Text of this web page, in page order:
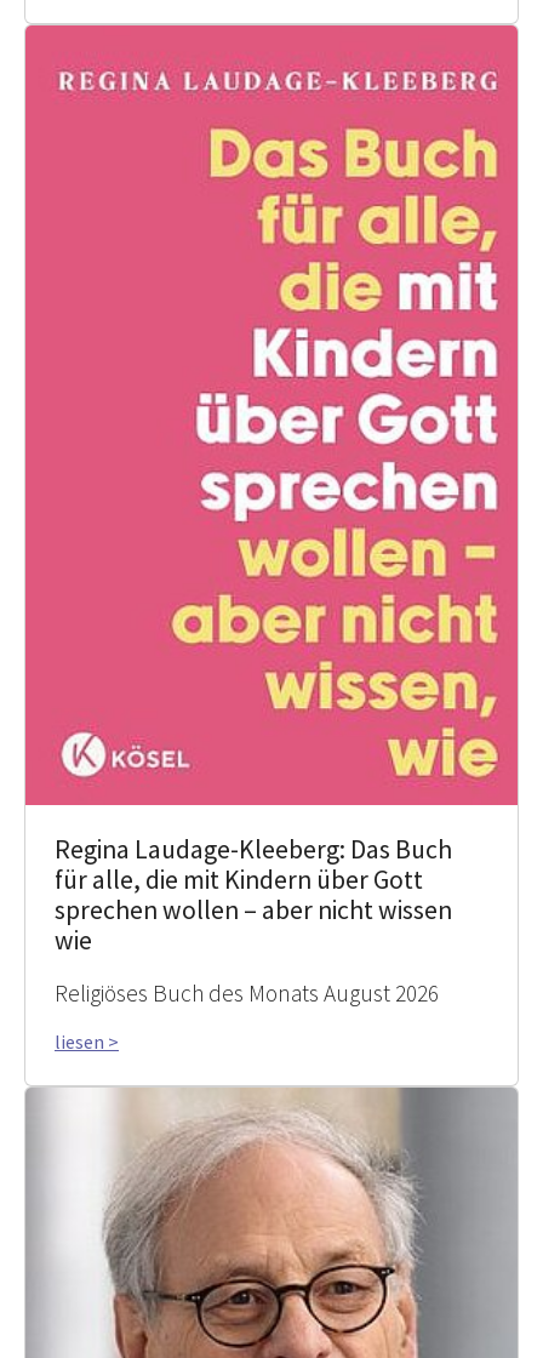
Regina Laudage-Kleeberg: Das Buch
für alle, die mit Kindern über Gott
sprechen wollen – aber nicht wissen
wie
Religiöses Buch des Monats August 2026
liesen >